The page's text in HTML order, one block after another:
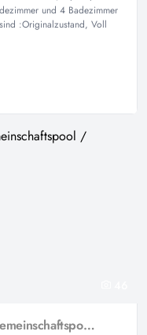
und 4 Badezimmer
:Originalzustand, Voll
schwedischer Architekturstil / Gemeinschaftspool / Fitnessraum und Billiardtisch